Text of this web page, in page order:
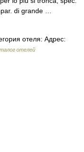
di grande …
отеля: Адрес:
отелей